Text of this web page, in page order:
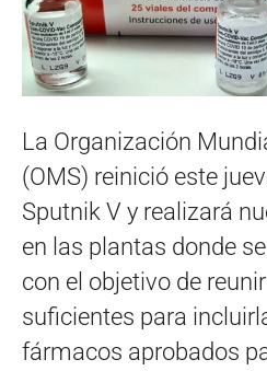
La Organización
(OMS) reinició este
Sputnik V y realizará
en las plantas donde
con el objetivo de
suficientes para
fármacos aprobados